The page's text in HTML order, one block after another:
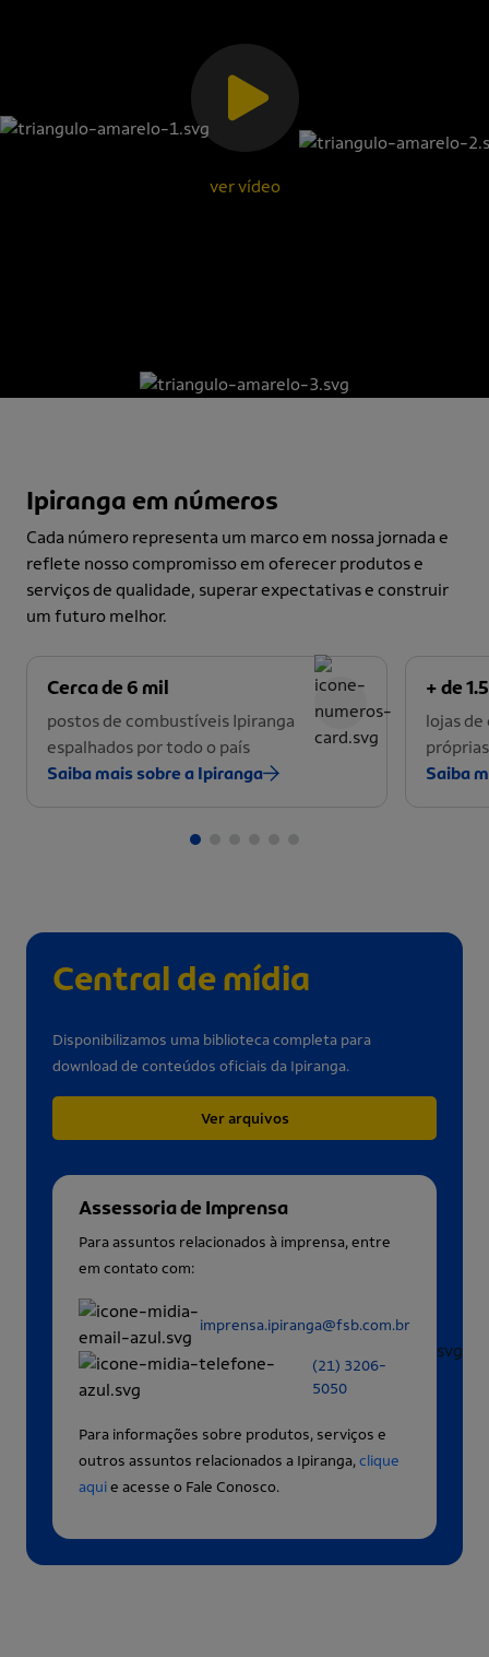
ver vídeo
Ipiranga em números
Cada número representa um marco em nossa jornada e
reflete nosso compromisso em oferecer produtos e
serviços de qualidade, superar expectativas e construir
um futuro melhor.
Cerca de 6 mil
postos de combustíveis Ipiranga
espalhados por todo o país
Saiba mais sobre a Ipiranga
+ de
lojas
Saiba
Central de mídia
Disponibilizamos uma biblioteca completa para
download de conteúdos oficiais da Ipiranga.
Ver arquivos
Assessoria de Imprensa
Para assuntos relacionados à imprensa, entre
em contato com:
imprensa.ipiranga@fsb.com.br
(21) 3206-
5050
Para informações sobre produtos, serviços e
outros assuntos relacionados a Ipiranga,clique
aquie acesse o Fale Conosco.